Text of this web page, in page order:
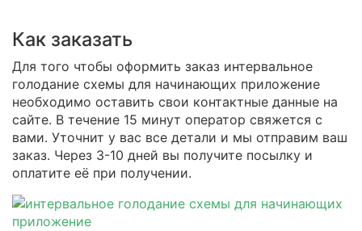
Как заказать
Для того чтобы оформить заказ интервальное
голодание схемы для начинающих приложение
необходимо оставить свои контактные данные на
сайте. В течение 15 минут оператор свяжется с
вами. Уточнит у вас все детали и мы отправим ваш
заказ. Через 3-10 дней вы получите посылку и
оплатите её при получении.